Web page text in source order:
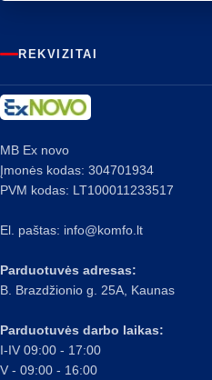
REKVIZITAI
MB Ex novo
Įmonės kodas: 304701934
PVM kodas: LT100011233517
El. paštas: info@komfo.lt
Parduotuvės adresas:
B. Brazdžionio g. 25A, Kaunas
Parduotuvės darbo laikas:
I-IV 09:00 - 17:00
V - 09:00 - 16:00